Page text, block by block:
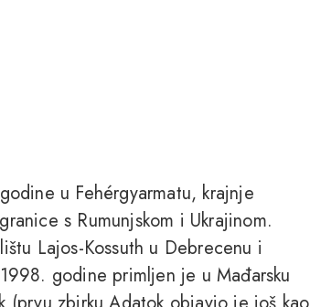
u Fehérgyarmatu, krajnje
s Rumunjskom i Ukrajinom.
Lajos-Kossuth u Debrecenu i
godine primljen je u Mađarsku